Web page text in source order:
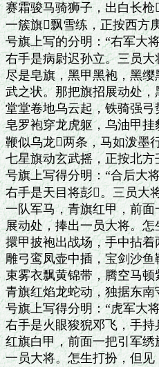
赛霜骏马骑狮子，出白长枪
一簇旗飘雪练，正按西方
号旗上写的分明：“右军大
右手是病尉迟孙立。三员
尽是皂旗，黑甲黑袍，黑
武之状。那把旗招展动处
堂堂卷地乌云起，铁骑强弓
皂罗袍穿龙虎躯，乌油甲挂
鞭似乌龙两条，马如泼墨
七星旗动玄武摇，正按北方
号旗上写得分明：“合后大
右手是天目将彭。三员大
一队军马，青旗红甲，前
展动处，捧出一员大将。
擐甲披袍出战场，手中拈着
雕弓鸾凤壶中插，宝剑沙鱼
束雾衣飘黄锦带，腾空马顿
青旗红焰龙蛇动，独据东南
号旗上写得分明：“虎军大
右手是火眼狻猊邓飞，手
红旗白甲，前面一把引军
一员大将。怎生打扮，但见